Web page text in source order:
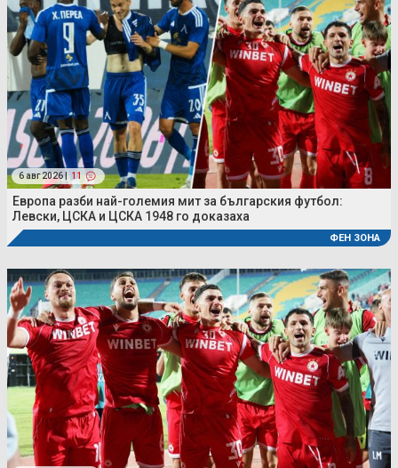
6 авг 2026 | 11
Европа разби най-големия мит за българския футбол:
Левски, ЦСКА и ЦСКА 1948 го доказаха
ФЕН ЗОНА